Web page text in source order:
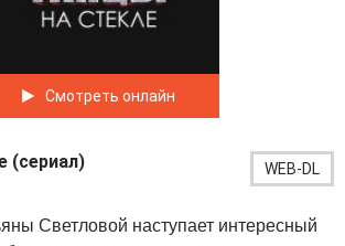
Смотреть онлайн
(сериал) WEB-DL
Светловой наступает интересный